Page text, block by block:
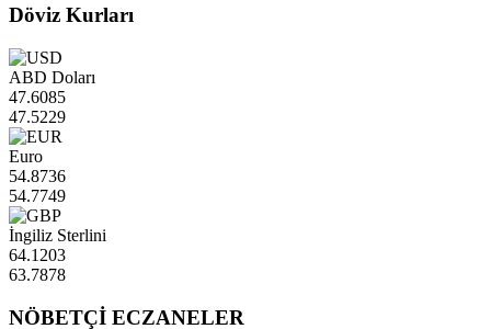
Döviz Kurları
ABD Doları
47.6085
47.5229
Euro
54.8736
54.7749
İngiliz Sterlini
64.1203
63.7878
NÖBETÇİ ECZANELER